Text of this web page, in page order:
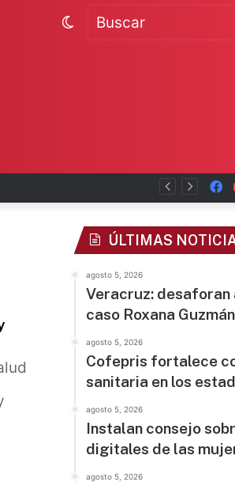
Switch
ÚLTIMAS
agosto 5, 2026
Veracruz: desaforan
caso Roxana Guzmán
agosto 5, 2026
Cofepris fortalece
sanitaria en los
agosto 5, 2026
Instalan consejo
digitales de las
agosto 5, 2026